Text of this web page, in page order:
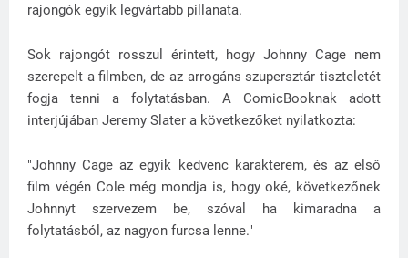
rajongók egyik legvártabb pillanata.
Sok rajongót rosszul érintett, hogy Johnny Cage nem
szerepelt a filmben, de az arrogáns szupersztár tiszteletét
fogja tenni a folytatásban. A ComicBooknak adott
interjújában Jeremy Slater a következőket nyilatkozta:
"Johnny Cage az egyik kedvenc karakterem, és az első
film végén Cole még mondja is, hogy oké, következőnek
Johnnyt szervezem be, szóval ha kimaradna a
folytatásból, az nagyon furcsa lenne."